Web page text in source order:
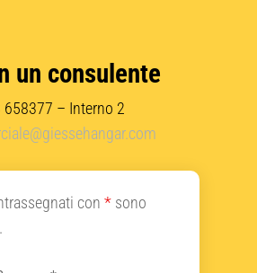
un consulente
658377 – Interno 2
con* sono